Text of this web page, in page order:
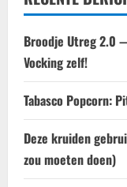
Broodje Utreg 2.0
Vocking zelf!
Tabasco Popcorn:
Deze kruiden
zou moeten doen)